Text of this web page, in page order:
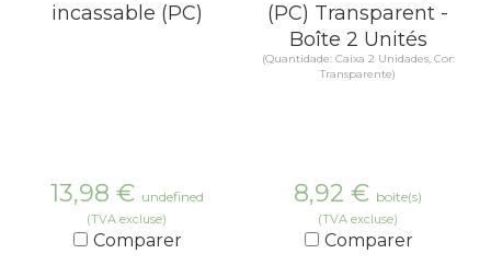
incassable (PC)
13,98 € undefined
(TVA excluse)
Comparer
(PC) Transparent -
Boîte 2 Unités
(Quantidade: Caixa 2 Unidades, Cor:
Transparente)
8,92 € boîte(s)
(TVA excluse)
Comparer